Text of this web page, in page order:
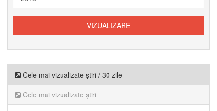
Cele mai vizualizate știri / 30 zile
Cele mai vizualizate știri